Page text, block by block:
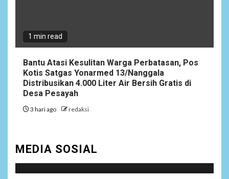
1 min read
Bantu Atasi Kesulitan Warga Perbatasan, Pos
Kotis Satgas Yonarmed 13/Nanggala
Distribusikan 4.000 Liter Air Bersih Gratis di
Desa Pesayah
3 hari ago redaksi
MEDIA SOSIAL
Permai RW 010
8 NEWS
Andra Soni Diminta
9
NEWS
Wasekbid PB HMI:
Keberhasilan Koperasi